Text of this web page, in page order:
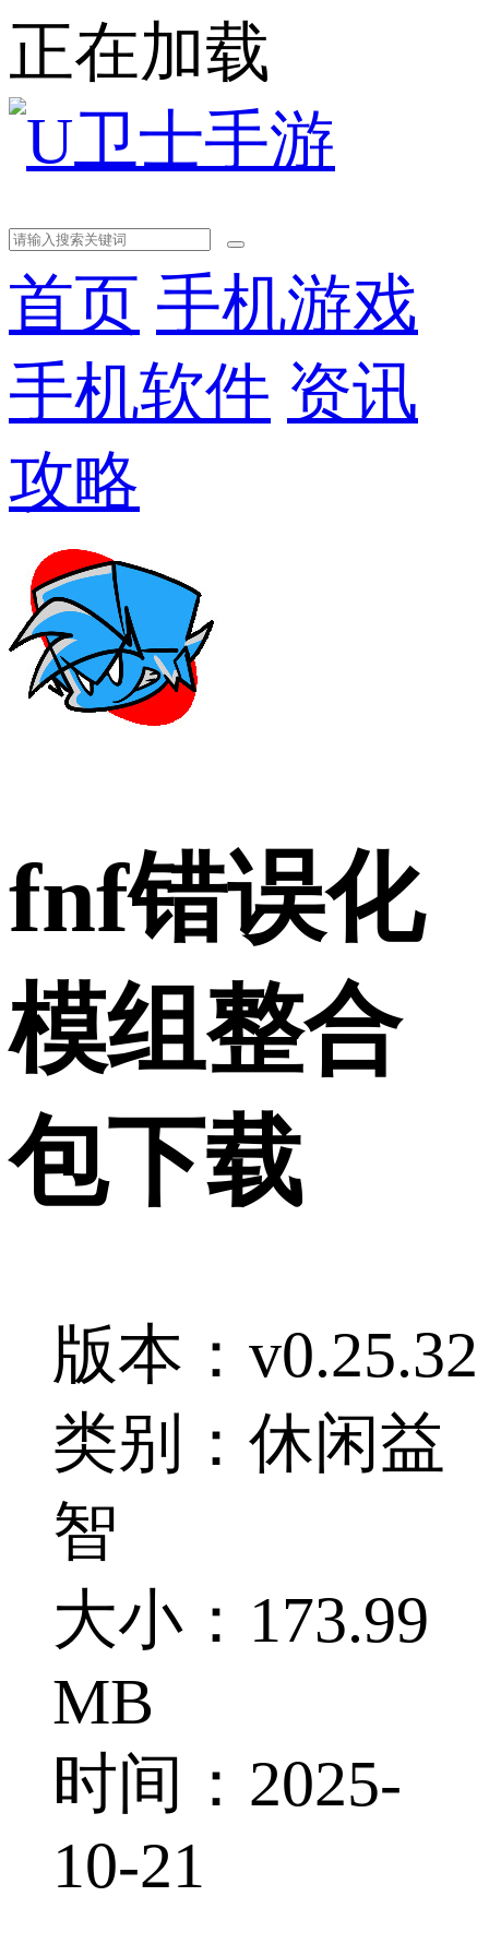
正在加载
首页 手机游戏
手机软件 资讯
攻略
fnf错误化
模组整合
包下载
版本：v0.25.32
类别：休闲益
智
大小：173.99
MB
时间：2025-
10-21